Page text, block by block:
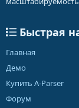
Быстрая
Главная
Демо
Купить A-Parser
Форум